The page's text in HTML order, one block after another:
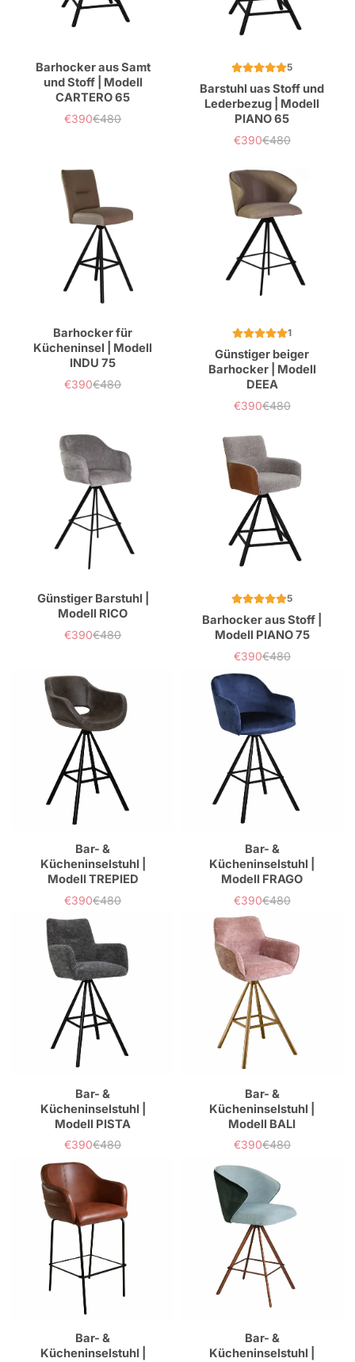
Barhocker aus Samt
und Stoff | Modell
CARTERO 65
Verkaufspreis
€390Normaler
€480
5
Barstuhl uas Stoff und
Lederbezug | Modell
PIANO 65
Verkaufspreis
€390Normaler
€480
Barhocker für
Kücheninsel | Modell
INDU 75
Verkaufspreis
€390Normaler
€480
1
Günstiger beiger
Barhocker | Modell
DEEA
Verkaufspreis
€390Normaler
€480
Günstiger Barstuhl |
Modell RICO
Verkaufspreis
€390Normaler
€480
5
Barhocker aus Stoff |
Modell PIANO 75
Verkaufspreis
€390Normaler
€480
Bar- &
Kücheninselstuhl |
Modell TREPIED
Verkaufspreis
€390Normaler
€480
Bar- &
Kücheninselstuhl |
Modell FRAGO
Verkaufspreis
€390Normaler
€480
Bar- &
Kücheninselstuhl |
Modell PISTA
Verkaufspreis
€390Normaler
€480
Bar- &
Kücheninselstuhl |
Modell BALI
Verkaufspreis
€390Normaler
€480
Bar- &
Kücheninselstuhl |
Bar- &
Kücheninselstuhl |